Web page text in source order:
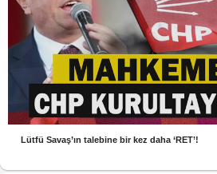
Lütfü Savaş’ın talebine bir kez daha ‘RET’!